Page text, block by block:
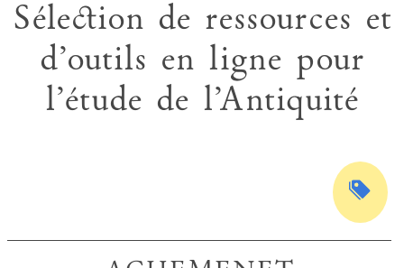
Sélection de ressources et
d’outils en ligne pour
l’étude de l’Antiquité